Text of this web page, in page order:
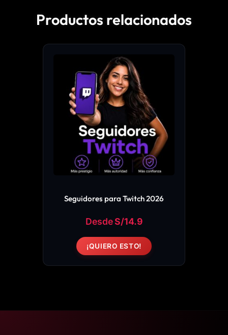
Productos relacionados
Seguidores para Twitch 2026
DesdeS/14.9
¡QUIERO ESTO!
Este
producto
tiene
múltiples
variantes.
Las
opciones
se
pueden
en
página
de
producto